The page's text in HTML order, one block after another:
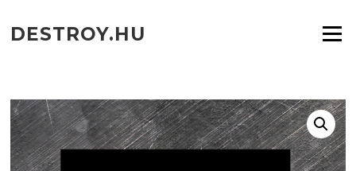
tartalomra
DESTROY.HU Menü